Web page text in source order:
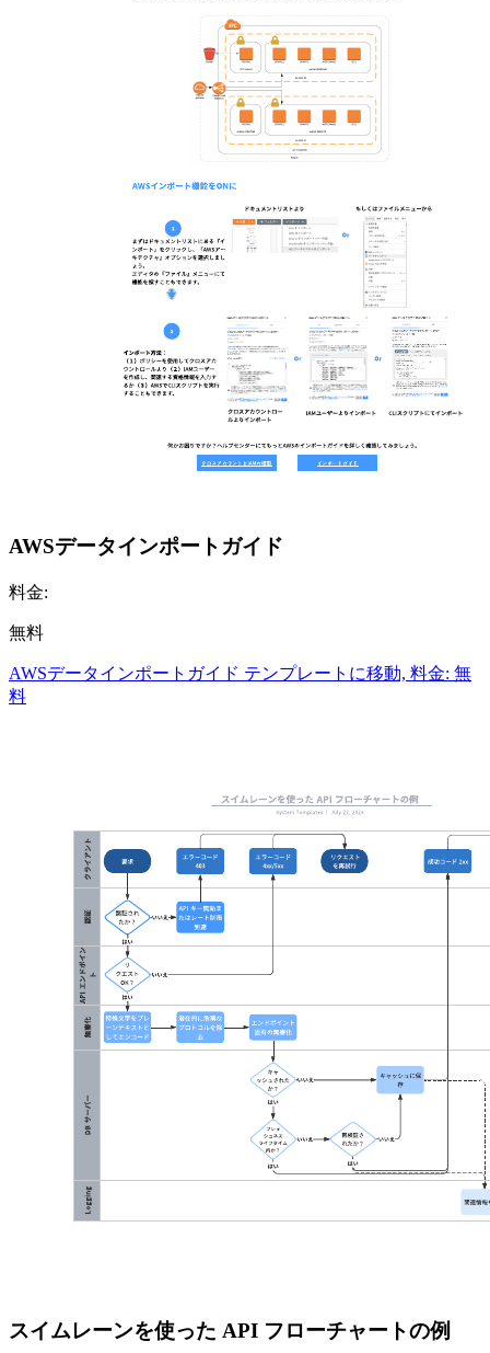
AWSデータインポートガイド
料金:
無料
AWSデータインポートガイド テンプレートに移動, 料金: 無
料
スイムレーンを使った API フローチャートの例